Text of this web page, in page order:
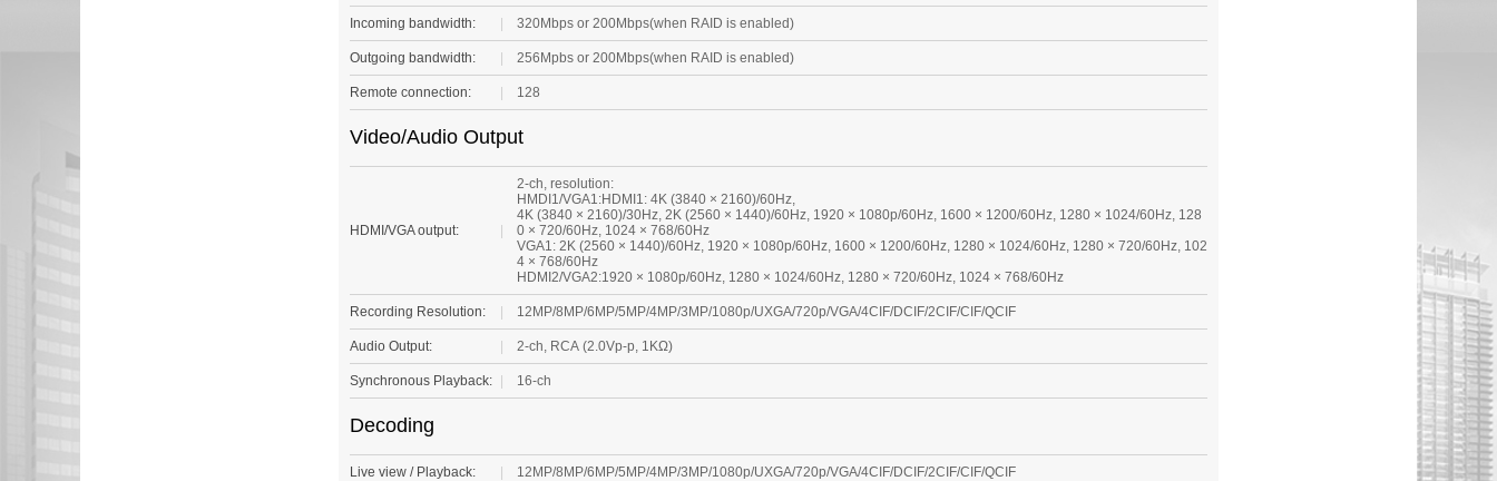
Incoming bandwidth: 320Mbps or 200Mbps(when RAID is enabled)
Outgoing bandwidth: 256Mpbs or 200Mbps(when RAID is enabled)
Remote connection: 128
Video/Audio Output
HDMI/VGA output:
2-ch, resolution:
HMDI1/VGA1:HDMI1: 4K (3840 × 2160)/60Hz,
4K (3840 × 2160)/30Hz, 2K (2560 × 1440)/60Hz, 1920 × 1080p/60Hz, 1600 × 1200/60Hz, 1280 × 1024/60Hz, 128
0 × 720/60Hz, 1024 × 768/60Hz
VGA1: 2K (2560 × 1440)/60Hz, 1920 × 1080p/60Hz, 1600 × 1200/60Hz, 1280 × 1024/60Hz, 1280 × 720/60Hz, 102
4 × 768/60Hz
HDMI2/VGA2:1920 × 1080p/60Hz, 1280 × 1024/60Hz, 1280 × 720/60Hz, 1024 × 768/60Hz
Recording Resolution: 12MP/8MP/6MP/5MP/4MP/3MP/1080p/UXGA/720p/VGA/4CIF/DCIF/2CIF/CIF/QCIF
Audio Output: 2-ch, RCA (2.0Vp-p, 1KΩ)
Synchronous Playback: 16-ch
Decoding
Live view / Playback: 12MP/8MP/6MP/5MP/4MP/3MP/1080p/UXGA/720p/VGA/4CIF/DCIF/2CIF/CIF/QCIF